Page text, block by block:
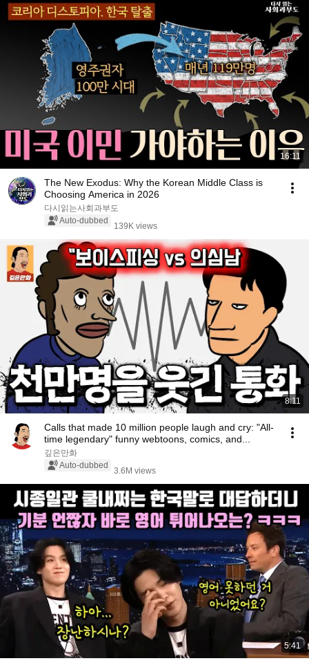
16:11
The New Exodus: Why the Korean Middle Class is
Choosing America in 2026
다시읽는사회과부도
Auto-dubbed
139K views
8:11
Calls that made 10 million people laugh and cry: "All-
time legendary" funny webtoons, comics, and...
깊은만화
Auto-dubbed
3.6M views
5:41